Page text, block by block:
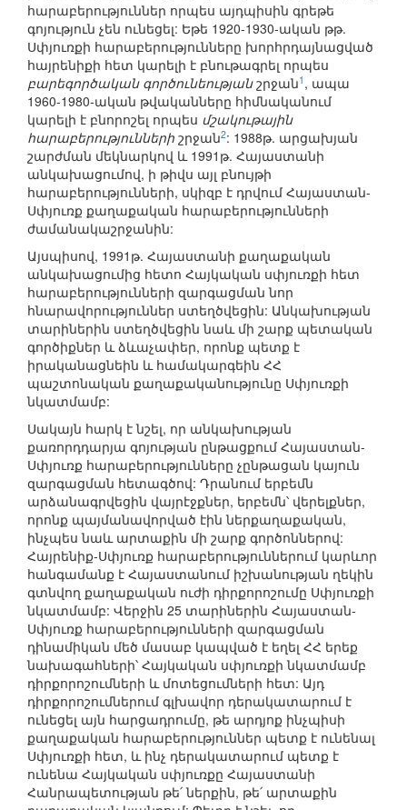
հարաբերություններ որպես այդպիսին գրեթե
գոյություն չեն ունեցել: Եթե 1920-1930-ական թթ.
Սփյուռքի հարաբերությունները խորհրդայնացված
հայրենիքի հետ կարելի է բնութագրել որպես
բարեգործական գործունեությանշրջան1 , ապա
1960-1980-ական թվականները հիմնականում
կարելի է բնորոշել որպես մշակութային
հարաբերությունների շրջան2: 1988թ. արցախյան
շարժման մեկնարկով և 1991թ. Հայաստանի
անկախացումով, ի թիվս այլ բնույթի
հարաբերությունների, սկիզբ է դրվում Հայաստան-
Սփյուռք քաղաքական հարաբերությունների
ժամանակաշրջանին:
Այսպիսով, 1991թ. Հայաստանի քաղաքական
անկախացումից հետո Հայկական սփյուռքի հետ
հարաբերությունների զարգացման նոր
հնարավորություններ ստեղծվեցին: Անկախության
տարիներին ստեղծվեցին նաև մի շարք պետական
գործիքներ և ձևաչափեր, որոնք պետք է
իրականացնեին և համակարգեին ՀՀ
պաշտոնական քաղաքականությունը Սփյուռքի
նկատմամբ:
Սակայն հարկ է նշել, որ անկախության
քառորդդարյա գոյության ընթացքում Հայաստան-
Սփյուռք հարաբերությունները չընթացան կայուն
զարգացման հետագծով: Դրանում երբեմն
արձանագրվեցին վայրէջքներ, երբեմն՝ վերելքներ,
որոնք պայմանավորված էին ներքաղաքական,
ինչպես նաև արտաքին մի շարք գործոններով:
Հայրենիք-Սփյուռք հարաբերություններում կարևոր
հանգամանք է Հայաստանում իշխանության ղեկին
գտնվող քաղաքական ուժի դիրքորոշումը Սփյուռքի
նկատմամբ: Վերջին 25 տարիներին Հայաստան-
Սփյուռք հարաբերությունների զարգացման
դինամիկան մեծ մասաբ կապված է եղել ՀՀ երեք
նախագահների՝ Հայկական սփյուռքի նկատմամբ
դիրքորոշումների և մոտեցումների հետ: Այդ
դիրքորոշումներում գլխավոր դերակատարում է
ունեցել այն հարցադրումը, թե արդյոք ինչպիսի
քաղաքական հարաբերություններ պետք է ունենալ
Սփյուռքի հետ, և ինչ դերակատարում պետք է
ունենա Հայկական սփյուռքը Հայաստանի
Հանրապետության թե՛ ներքին, թե՛ արտաքին